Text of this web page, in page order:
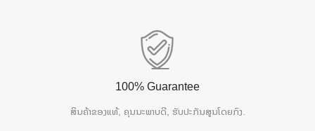
100% Guarantee
ສິນຄ້າຂອງແທ້, ຄຸນນະພາບດີ, ຮັບປະກັນສູນໂດຍກົງ.